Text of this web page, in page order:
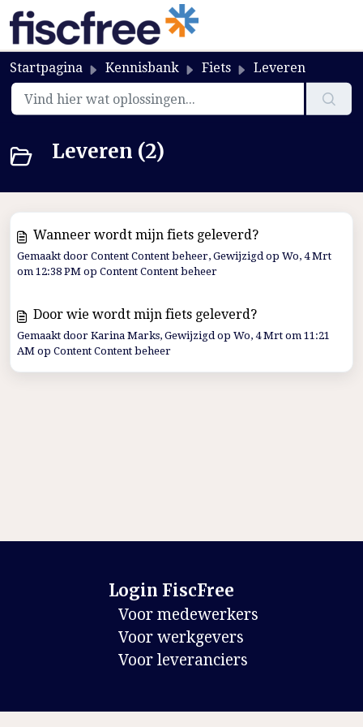
Startpagina Kennisbank Fiets Leveren
Leveren (2)
Wanneer wordt mijn fiets geleverd?
Gemaakt door Content Content beheer, Gewijzigd op Wo, 4 Mrt
om 12:38 PM op Content Content beheer
Door wie wordt mijn fiets geleverd?
Gemaakt door Karina Marks, Gewijzigd op Wo, 4 Mrt om 11:21
AM op Content Content beheer
Login FiscFree
Voor medewerkers
Voor werkgevers
Voor leveranciers